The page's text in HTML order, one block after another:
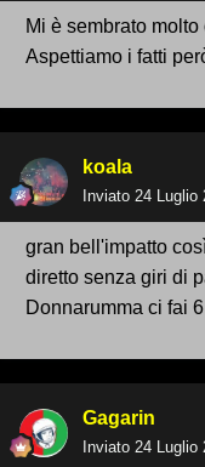
Mi è sembrato
Aspettiamo i fatti
koala
Inviato 24 Luglio
gran bell'impatto
diretto senza giri di
Donnarumma ci fai
Gagarin
Inviato 24 Luglio